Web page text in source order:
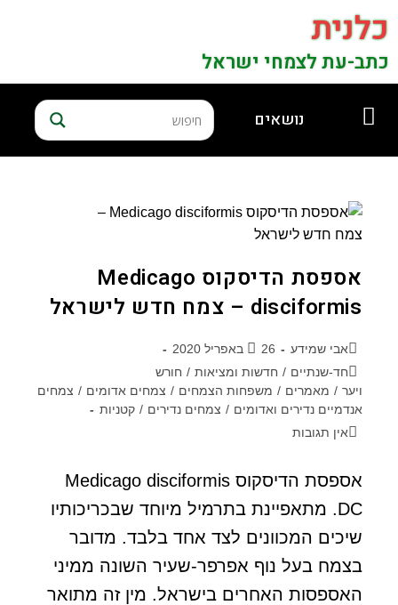
כלנית
כתב-עת לצמחי ישראל
נושאים
אספסת הדיסקוס Medicago
disciformis – צמח חדש לישראל
אבי שמידע
26 באפריל 2020
חד-שנתיים / חדשות ומציאות / חורש
ויער / מאמרים / משפחות הצמחים / צמחים אדומים / צמחים
אנדמיים נדירים ואדומים / צמחים נדירים / קטניות
אין תגובות
אספסת הדיסקוס Medicago disciformis
DC. מתאפיינת בתרמיל מיוחד שבכריכותיו
שיכים המכוונים לצד אחד בלבד. מדובר
בצמח בעל נוף אפרפר-שעיר השונה ממיני
האספסות האחרים בישראל. מין זה מתואר